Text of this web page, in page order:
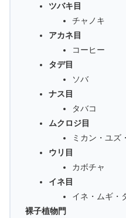
ツバキ目
チャノキ
アカネ目
コーヒー
タデ目
ソバ
ナス目
タバコ
ムクロジ目
ミカン・ユズ
ウリ目
カボチャ
イネ目
イネ・ムギ・
裸子植物門